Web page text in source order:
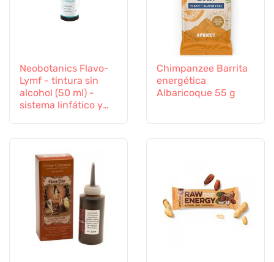
Neobotanics Flavo-
Lymf - tintura sin
alcohol (50 ml) -
sistema linfático y
Chimpanzee Barrita
energética
Albaricoque 55 g